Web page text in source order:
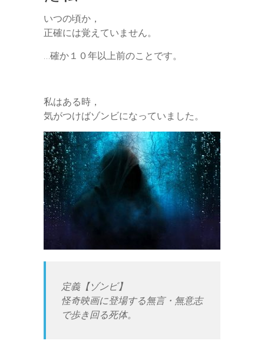
いつの頃か，
正確には覚えていません。
…確か１０年以上前のことです。
私はある時，
気がつけばゾンビになっていました。
定義【ゾンビ】
怪奇映画に登場する無言・無意志
で歩き回る死体。